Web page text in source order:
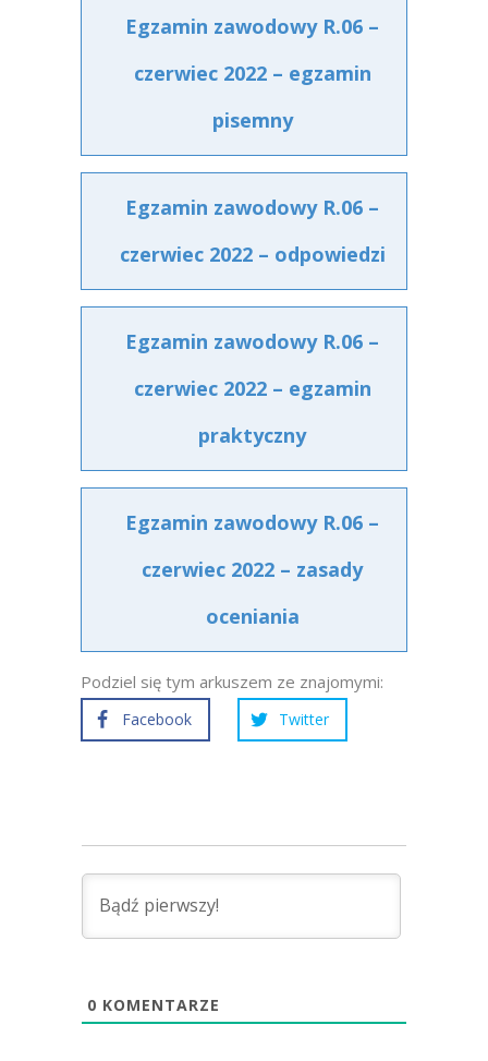
Egzamin zawodowy R.06 –
czerwiec 2022 – egzamin
pisemny
Egzamin zawodowy R.06 –
czerwiec 2022 – odpowiedzi
Egzamin zawodowy R.06 –
czerwiec 2022 – egzamin
praktyczny
Egzamin zawodowy R.06 –
czerwiec 2022 – zasady
oceniania
Podziel się tym arkuszem ze znajomymi:
Facebook Twitter
0 KOMENTARZE